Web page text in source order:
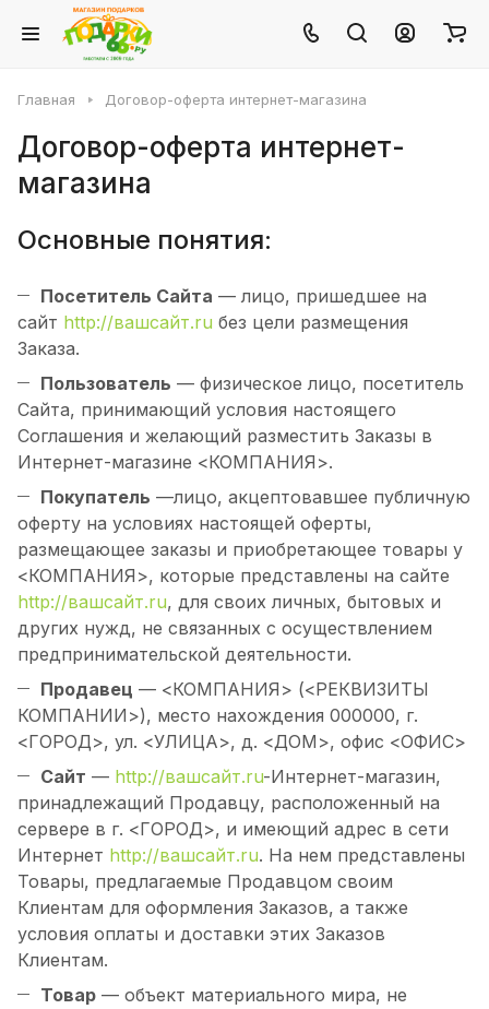
Главная Договор-оферта интернет-магазина
Договор-оферта интернет-
магазина
Основные понятия:
Посетитель Сайта — лицо, пришедшее на
сайт http://вашсайт.ru без цели размещения
Заказа.
Пользователь — физическое лицо, посетитель
Сайта, принимающий условия настоящего
Соглашения и желающий разместить Заказы в
Интернет-магазине <КОМПАНИЯ>.
Покупатель —лицо, акцептовавшее публичную
оферту на условиях настоящей оферты,
размещающее заказы и приобретающее товары у
<КОМПАНИЯ>, которые представлены на сайте
http://вашсайт.ru, для своих личных, бытовых и
других нужд, не связанных с осуществлением
предпринимательской деятельности.
Продавец — <КОМПАНИЯ> (<РЕКВИЗИТЫ
КОМПАНИИ>), место нахождения 000000, г.
<ГОРОД>, ул. <УЛИЦА>, д. <ДОМ>, офис <ОФИС>
Сайт — http://вашсайт.ru-Интернет-магазин,
принадлежащий Продавцу, расположенный на
сервере в г. <ГОРОД>, и имеющий адрес в сети
Интернет http://вашсайт.ru. На нем представлены
Товары, предлагаемые Продавцом своим
Клиентам для оформления Заказов, а также
условия оплаты и доставки этих Заказов
Клиентам.
Товар — объект материального мира, не